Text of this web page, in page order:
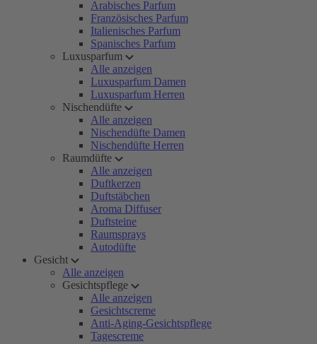
Arabisches Parfum
Französisches Parfum
Italienisches Parfum
Spanisches Parfum
Luxusparfum
Alle anzeigen
Luxusparfum Damen
Luxusparfum Herren
Nischendüfte
Alle anzeigen
Nischendüfte Damen
Nischendüfte Herren
Raumdüfte
Alle anzeigen
Duftkerzen
Duftstäbchen
Aroma Diffuser
Duftsteine
Raumsprays
Autodüfte
Gesicht
Alle anzeigen
Gesichtspflege
Alle anzeigen
Gesichtscreme
Anti-Aging-Gesichtspflege
Tagescreme